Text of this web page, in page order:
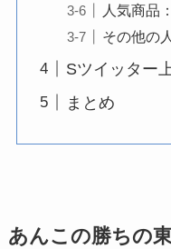
人気商品
その他の
Sツイッター
まとめ
あんこの勝ちの